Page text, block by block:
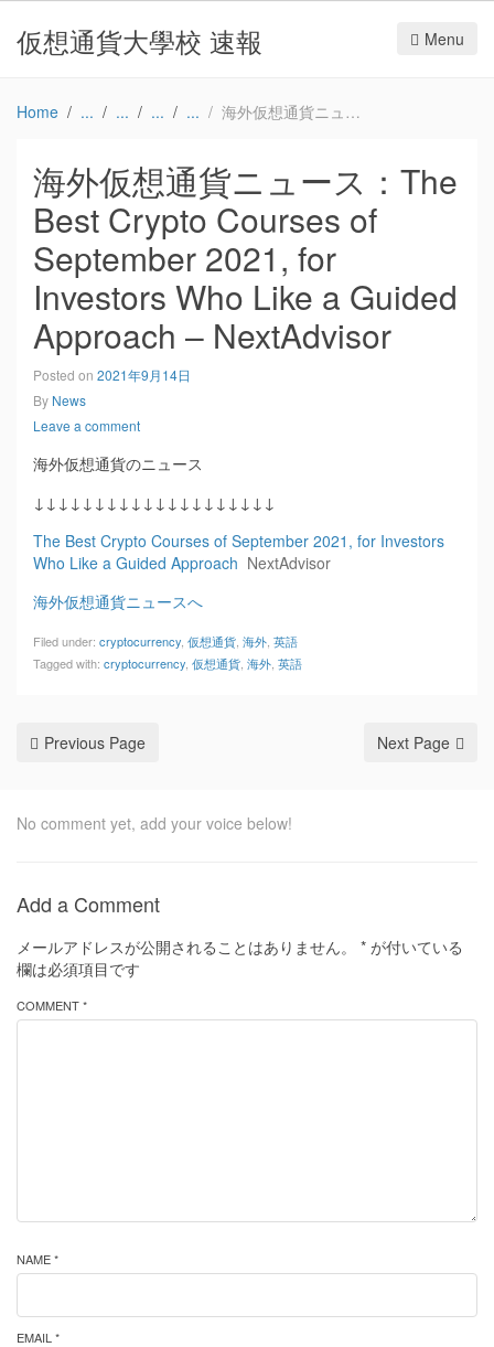
仮想通貨大學校 速報 Menu
Home 海外仮想通貨ニュース：The Best Crypto Courses of September 2021, for Investors Who Like a Guided Approach – NextAdvisor
海外仮想通貨ニュース：The
Best Crypto Courses of
September 2021, for
Investors Who Like a Guided
Approach – NextAdvisor
Posted on 2021年9月14日
By News
Leave a comment
海外仮想通貨のニュース
↓↓↓↓↓↓↓↓↓↓↓↓↓↓↓↓↓↓↓↓
The Best Crypto Courses of September 2021, for Investors
Who Like a Guided Approach NextAdvisor
海外仮想通貨ニュースへ
Filed under: cryptocurrency 仮想通貨 海外 英語
Tagged with: cryptocurrency 仮想通貨 海外 英語
Previous Page Next Page
No comment yet, add your voice below!
Add a Comment
メールアドレスが公開されることはありません。 * が付いている
欄は必須項目です
COMMENT *
NAME *
EMAIL *